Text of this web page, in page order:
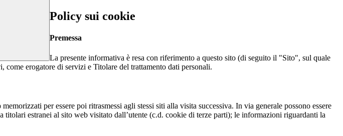
Policy sui cookie
Premessa
La presente informativa è resa con riferimento a questo sito (di seguito il "Sito", sul quale
come erogatore di servizi e Titolare del trattamento dati personali.
per essere poi ritrasmessi agli stessi siti alla visita successiva. In via generale possono essere
estranei al sito web visitato dall’utente (c.d. cookie di terze parti); le informazioni riguardanti la